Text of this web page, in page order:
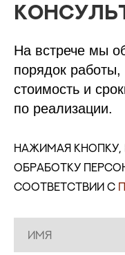
На встрече мы
порядок
стоимость и
по реализации.
Нажимая кнопку,
обработку
соответствии с